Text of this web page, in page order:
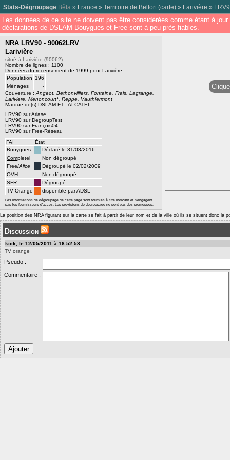
Stats-Dégroupage Bêta » France » Territoire de Belfort (carte) » Larivière »
Les données de ce site ne doivent pas être considérées comme étant à
déclarations de DSLAM Bouygues et Free sont à peu près fiables.
NRA LRV90 - 90062LRV
Larivière
situé à Larivière (90062)
Nombre de lignes : 1100
Données du recensement de 1999 pour Larivière :
Population
196
Ménages
-
Couverture : Angeot, Bethonvilliers, Fontaine, Frais, Lagrange,
Lariviere, Menoncourt*, Reppe, Vauthiermont
Marque de(s) DSLAM FT : ALCATEL
LRV90 sur Ariase
LRV90 sur DegroupTest
LRV90 sur François04
LRV90 sur Free-Réseau
FAI
État
Bouygues
Déclaré le 31/08/2016
Completel
Non dégroupé
Free/Alice
Dégroupé le 02/02/2009
OVH
Non dégroupé
SFR
Dégroupé
TV Orange
disponible par ADSL
Les informations de dégroupage de cette page sont fournies à titre indicatif et n'engagent
pas les fournisseurs d'accès. Les prévisions de dégroupage ne sont pas des promesses.
La position des NRA figurant sur la carte se fait à partir de leur nom et de la ville où ils se situent donc la
Discussion
kick, le 12/05/2011 à 16:52:58
TV orange
Pseudo :
Commentaire :